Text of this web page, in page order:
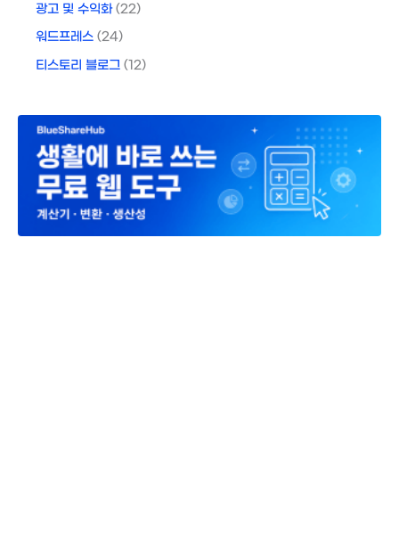
광고 및 수익화(22)
워드프레스 (24)
티스토리 블로그 (12)